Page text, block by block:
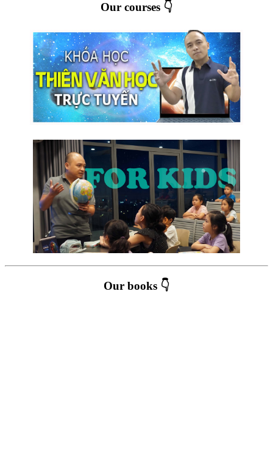
Our courses 👇
Our books 👇